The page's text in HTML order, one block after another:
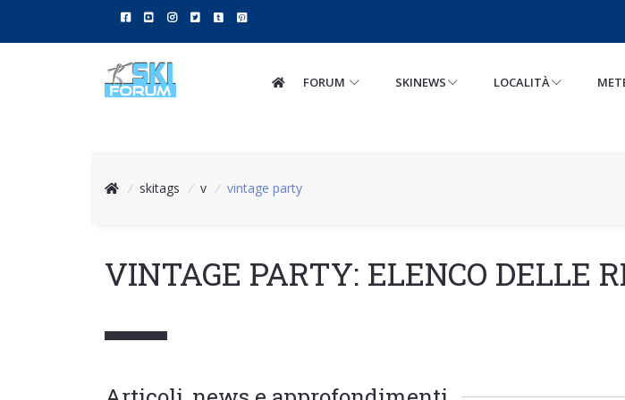
FORUM SKINEWS LOCALITÀ
/ skitags / v / vintage party
VINTAGE PARTY: ELENCO DELLE